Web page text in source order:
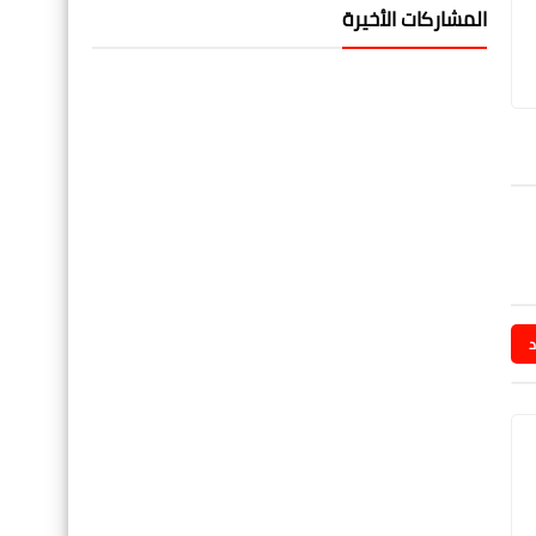
المشاركات الأخيرة